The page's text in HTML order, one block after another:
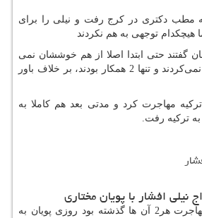
مطب دکتری در کرج رفت و نیلی را برای
هیچکدام توجهی به هم نکردند
گفتند حتی ابتدا اصلا از هم خوششان نمی
آمد و حتی به هم سلام نمی‌کردند و تنها 2 همکار بودند، بر خلاف باور
مهاجرت کرد و مدتی بعد هم کاملا به
ترکیه رفت.
افشار با پویان مختاری
بعد از چند ماه که از مهاجرت هر2 آن ها گذشته بود روزی پویان به